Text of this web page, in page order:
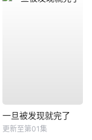
一旦被发现就完了
更新至第01集